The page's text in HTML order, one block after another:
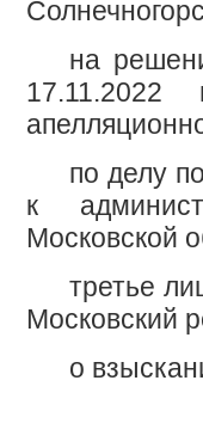
на
17.11.2022
по делу
к
Московской
третье
Московский
о